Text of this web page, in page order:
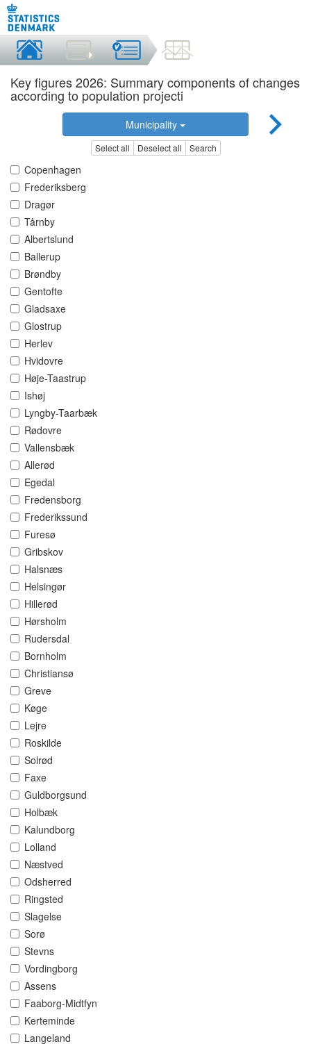
Key figures 2026: Summary components of changes
according to population projecti
Municipality
Select all Deselect all Search
Copenhagen
Frederiksberg
Dragør
Tårnby
Albertslund
Ballerup
Brøndby
Gentofte
Gladsaxe
Glostrup
Herlev
Hvidovre
Høje-Taastrup
Ishøj
Lyngby-Taarbæk
Rødovre
Vallensbæk
Allerød
Egedal
Fredensborg
Frederikssund
Furesø
Gribskov
Halsnæs
Helsingør
Hillerød
Hørsholm
Rudersdal
Bornholm
Christiansø
Greve
Køge
Lejre
Roskilde
Solrød
Faxe
Guldborgsund
Holbæk
Kalundborg
Lolland
Næstved
Odsherred
Ringsted
Slagelse
Sorø
Stevns
Vordingborg
Assens
Faaborg-Midtfyn
Kerteminde
Langeland